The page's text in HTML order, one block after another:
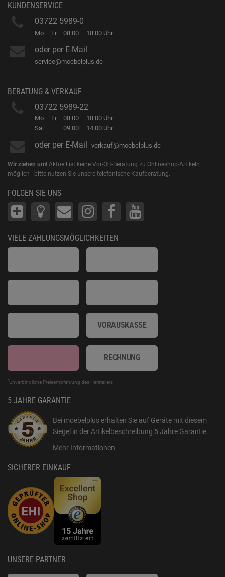
KUNDENSERVICE
03722 5989-0
Mo – Fr 08:00 – 18:00 Uhr
oder per E-Mail
service@moebelplus.de
BERATUNG & VERKAUF
03722 5989-22
Mo – Fr
Sa
08:00 – 18:00 Uhr
09:00 – 14:00 Uhr
oder per E-Mail verkauf@moebelplus.de
Wir ziehen um! Aktuell ist keine Vor-Ort-Beratung zu Onlineshop-Artikeln
möglich - bitte nutzen Sie unsere telefonische Kaufberatung.
FOLGEN SIE UNS
VIELE ZAHLUNGSMÖGLICHKEITEN
VORAUSKASSE
RECHNUNG
*Unverbindliche Preisempfehlung des Herstellers
5 JAHRE GARANTIE
Bei moebelplus erhalten Sie auf Geräte mit diesem
Siegel in der Artikelbeschreibung 5 Jahre Garantie.
Mehr Informationen
SICHERER EINKAUF
UNSERE PARTNER